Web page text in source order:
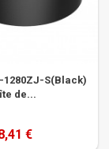
1280ZJ-S(Black)
de...
€